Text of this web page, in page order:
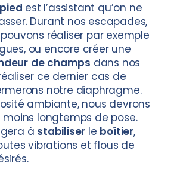
est l’assistant qu’on ne
Durant nos escapades,
réaliser par exemple
ou encore créer une
de champs dans nos
ce dernier cas de
notre diaphragme.
ambiante, nous devrons
moins longtemps de pose.
à stabiliser le boîtier,
vibrations et flous de